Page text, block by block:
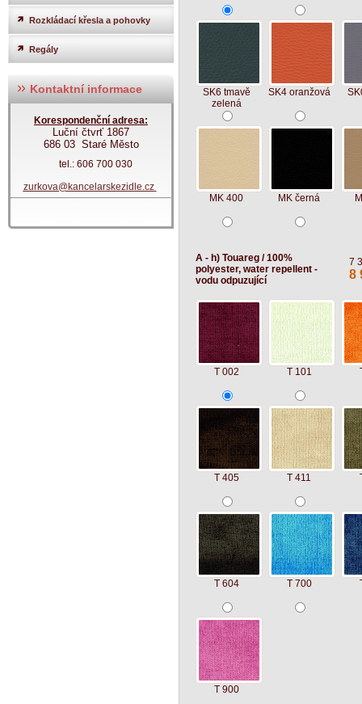
Rozkládací křesla a pohovky
Regály
Kontaktní informace
Korespondenční adresa:
Luční čtvrť 1867
686 03 Staré Město
tel.: 606 700 030
zurkova@kancelarskezidle.cz
SK6 tmavě
zelená
SK4 oranžová
MK 400 MK černá
A - h) Touareg / 100%
polyester, water repellent -
vodu odpuzující
7
8
T 002 T 101
T 405 T 411
T 604 T 700
T 900